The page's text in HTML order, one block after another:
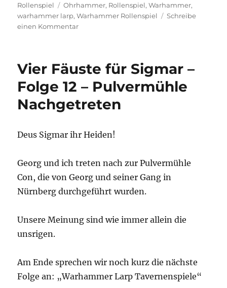
am
Rollenspiel
Schlagwörter
Ohrhammer, Rollenspiel,Warhammer,
warhammer larp,Warhammer Rollenspiel
Schreibe
einen Kommentarzu
Sigmar
Folge
13
–
Vier Fäuste für Sigmar –
Folge 12 – Pulvermühle
Nachgetreten
Deus Sigmar ihr Heiden!
Georg und ich treten nach zur Pulvermühle
Con, die von Georg und seiner Gang in
Nürnberg durchgeführt wurden.
Unsere Meinung sind wie immer allein die
unsrigen.
Am Ende sprechen wir noch kurz die nächste
Folge an: „Warhammer Larp Tavernenspiele“